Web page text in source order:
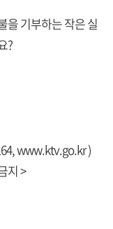
을 기부하는 작은 실
?
www.ktv.go.kr)
지 >